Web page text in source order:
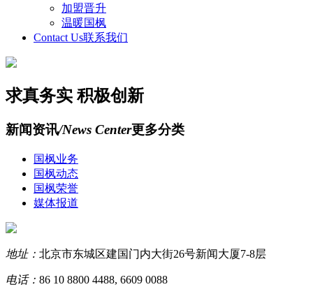
加盟晋升
温暖国枫
Contact Us联系我们
求真务实 积极创新
新闻资讯/News Center更多分类
国枫业务
国枫动态
国枫荣誉
媒体报道
地址： 北京市东城区建国门内大街26号新闻大厦7-8层
电话： 86 10 8800 4488, 6609 0088